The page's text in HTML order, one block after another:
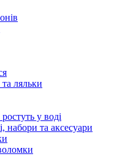
ляльки
у воді
набори та аксесуари